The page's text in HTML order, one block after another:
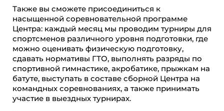
Также вы сможете присоединиться к
насыщенной соревновательной программе
Центра: каждый месяц мы проводим турниры для
спортсменов различного уровня подготовки, где
можно оценивать физическую подготовку,
сдавать нормативы ГТО, выполнять разряды по
спортивной гимнастике, акробатике, прыжкам на
батуте, выступать в составе сборной Центра на
командных соревнованиях, а также принимать
участие в выездных турнирах.